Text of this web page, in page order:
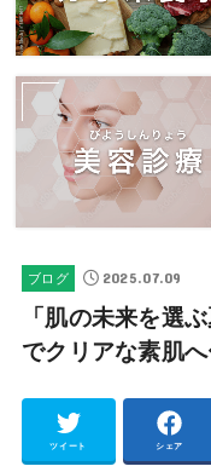
ブログ 2025.07.09
「肌の未来を選
でクリアな素肌
ツイート シェア